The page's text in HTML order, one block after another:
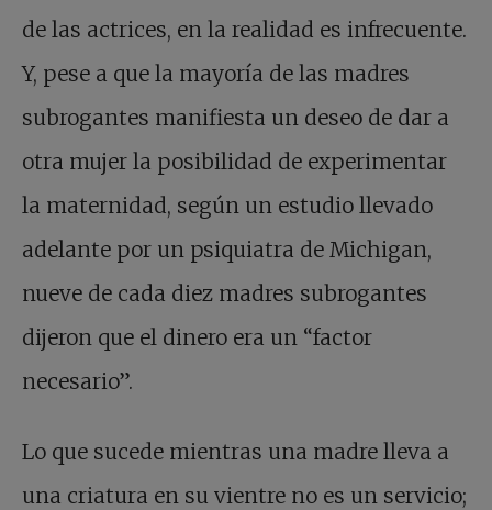
de las actrices, en la realidad es infrecuente.
Y, pese a que la mayoría de las madres
subrogantes manifiesta un deseo de dar a
otra mujer la posibilidad de experimentar
la maternidad, según un estudio llevado
adelante por un psiquiatra de Michigan,
nueve de cada diez madres subrogantes
dijeron que el dinero era un “factor
necesario”.
Lo que sucede mientras una madre lleva a
una criatura en su vientre no es un servicio;